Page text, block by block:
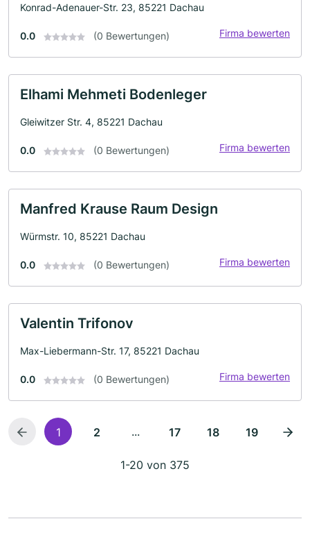
Konrad-Adenauer-Str. 23, 85221 Dachau
0.0 (0 Bewertungen) Firma bewerten
Elhami Mehmeti Bodenleger
Gleiwitzer Str. 4, 85221 Dachau
0.0 (0 Bewertungen) Firma bewerten
Manfred Krause Raum Design
Würmstr. 10, 85221 Dachau
0.0 (0 Bewertungen) Firma bewerten
Valentin Trifonov
Max-Liebermann-Str. 17, 85221 Dachau
0.0 (0 Bewertungen) Firma bewerten
1 2 ... 17 18 19
1-20 von 375